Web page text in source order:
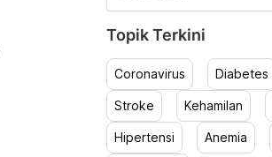
Topik Terkini
Coronavirus Diabetes
Stroke Kehamilan
Hipertensi Anemia